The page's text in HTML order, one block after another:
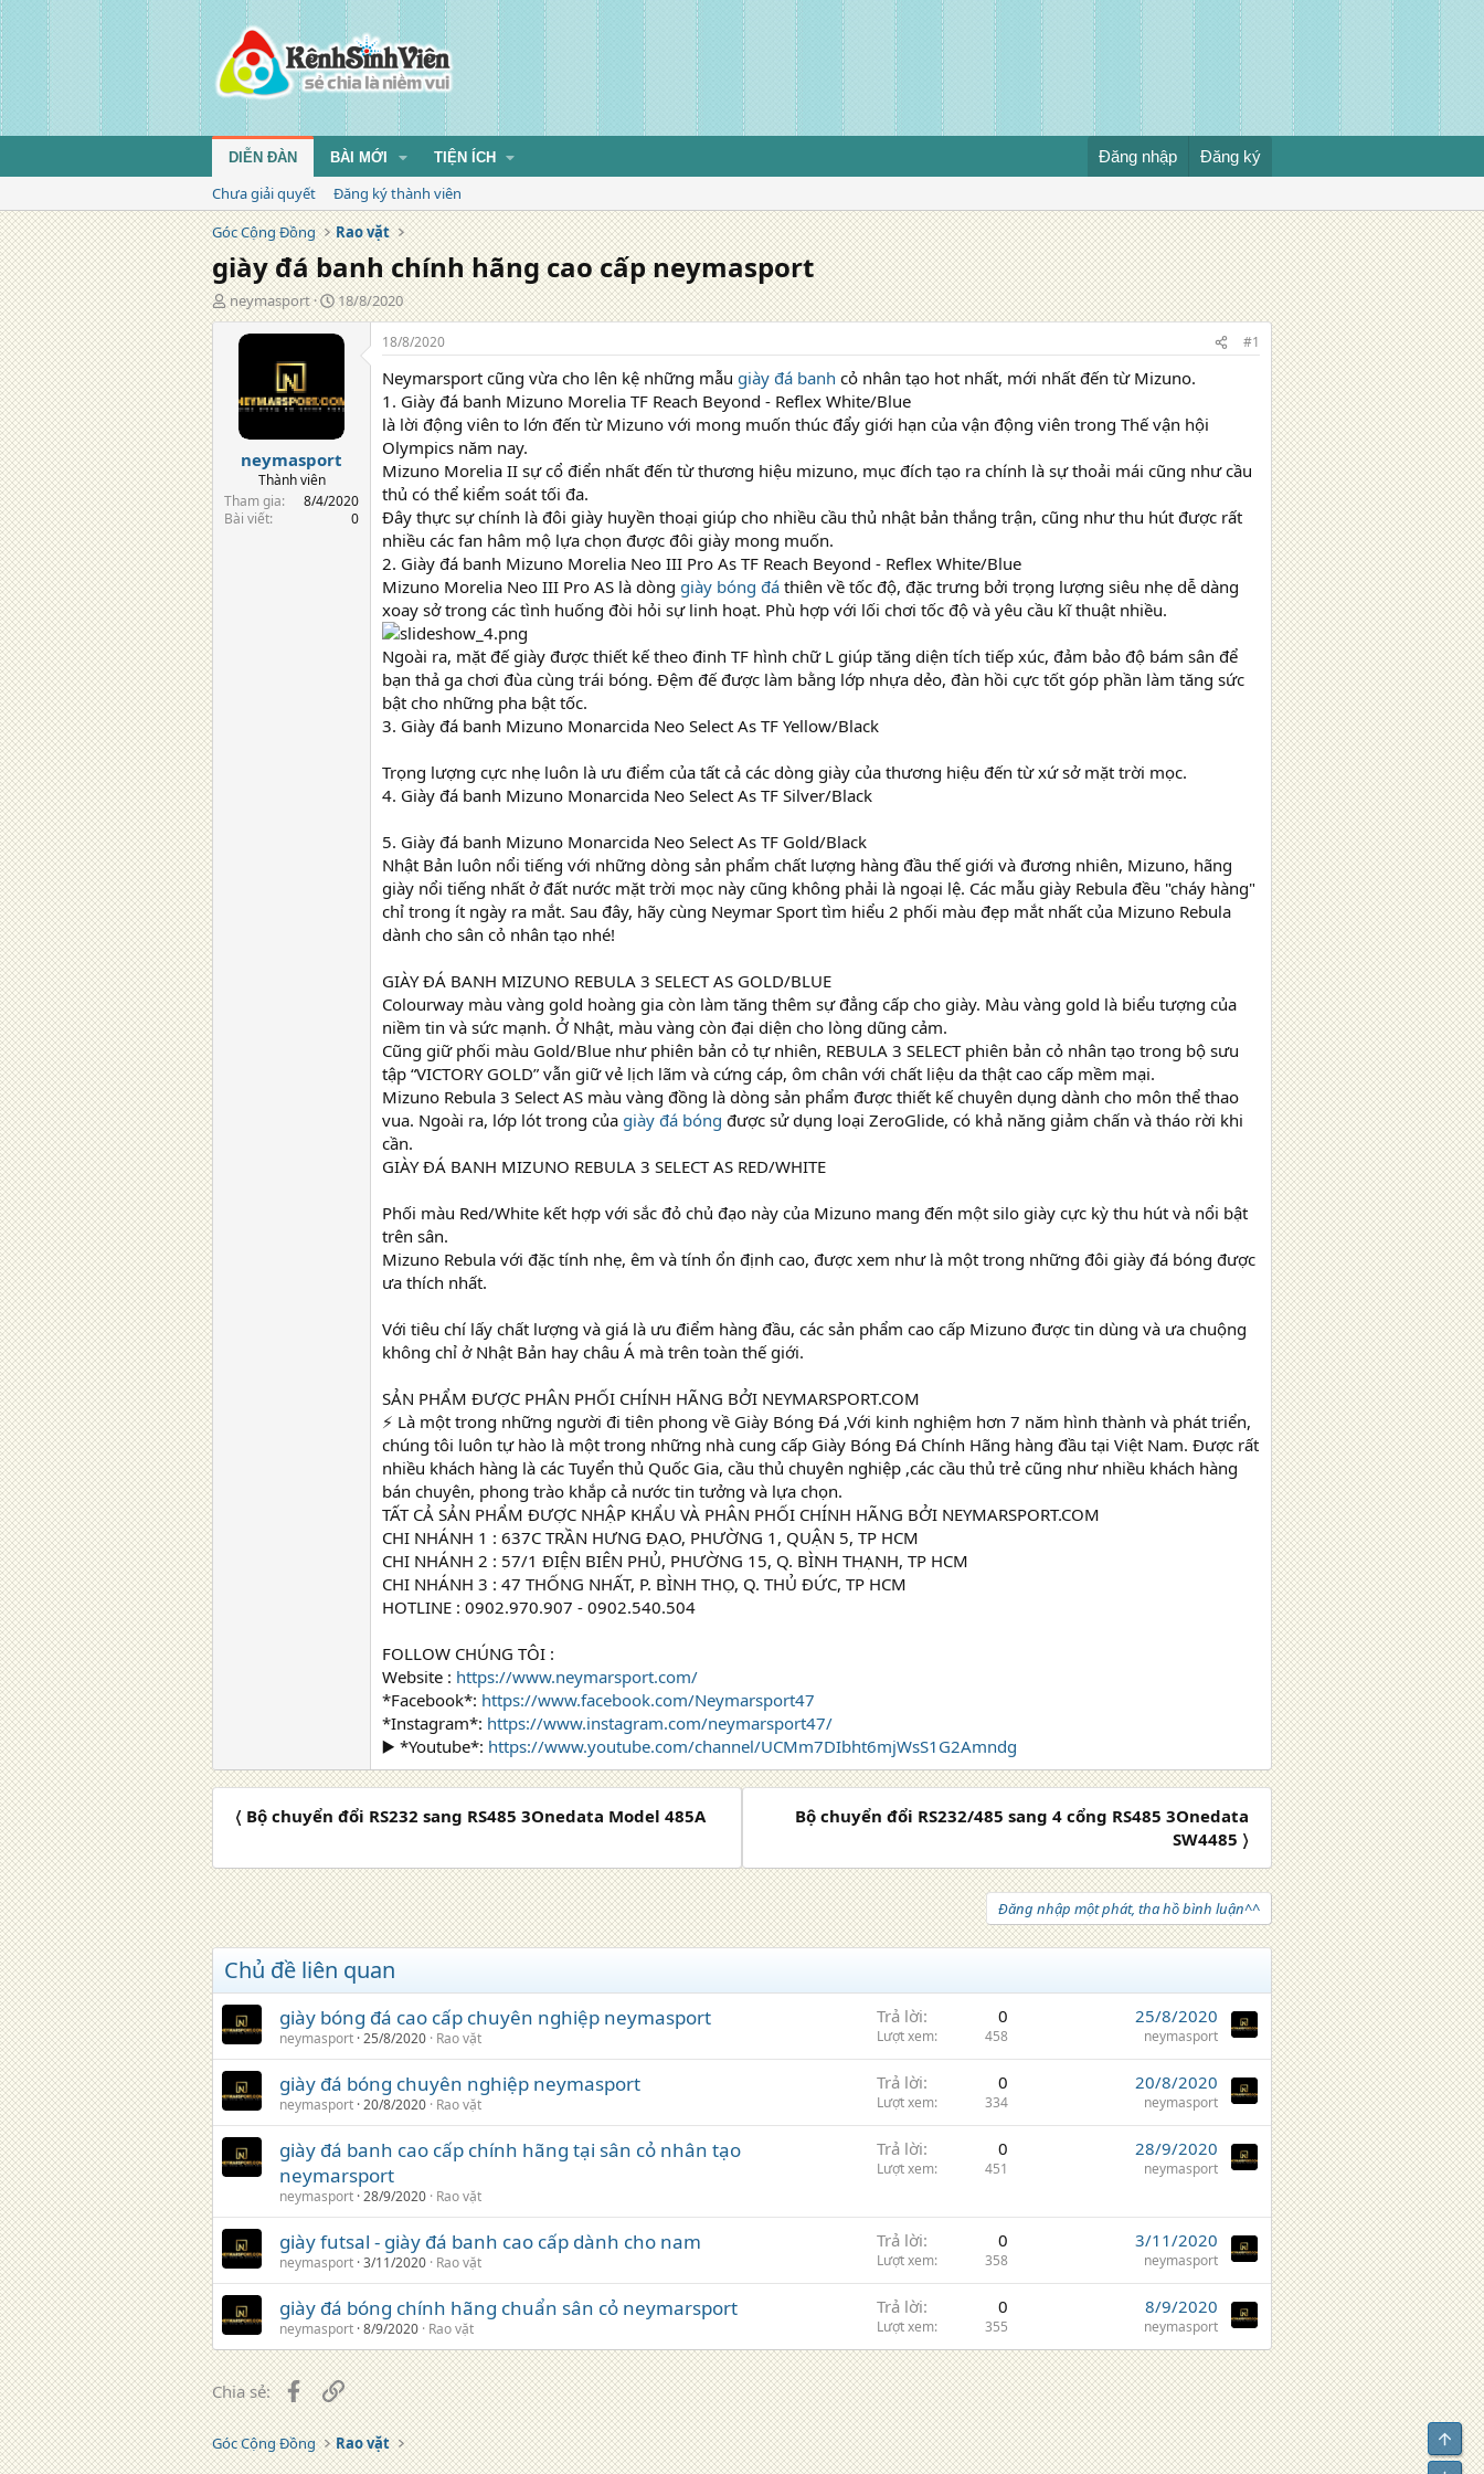
DIỄN ĐÀN BÀI MỚI TIỆN ÍCH Đăng nhập Đăng ký
Chưa giải quyết
Đăng ký thành viên
Góc Cộng Đồng
Rao vặt
giày đá banh chính hãng cao cấp neymasport
T
á
neymasport
N
g
à
ă
n
g
18/8/2020
neymasport
Thành viên
Tham gia
8/4/2020
Bài viết
0
18/8/2020 #1
Neymarsport cũng vừa cho lên kệ những mẫu giày đá banh cỏ nhân tạo hot nhất, mới nhất đến từ Mizuno.
1. Giày đá banh Mizuno Morelia TF Reach Beyond - Reflex White/Blue
là lời động viên to lớn đến từ Mizuno với mong muốn thúc đẩy giới hạn của vận động viên trong Thế vận hội
Olympics năm nay.
Mizuno Morelia II sự cổ điển nhất đến từ thương hiệu mizuno, mục đích tạo ra chính là sự thoải mái cũng như cầu
thủ có thể kiểm soát tối đa.
Đây thực sự chính là đôi giày huyền thoại giúp cho nhiều cầu thủ nhật bản thắng trận, cũng như thu hút được rất
nhiều các fan hâm mộ lựa chọn được đôi giày mong muốn.
2. Giày đá banh Mizuno Morelia Neo III Pro As TF Reach Beyond - Reflex White/Blue
Mizuno Morelia Neo III Pro AS là dòng giày bóng đá thiên về tốc độ, đặc trưng bởi trọng lượng siêu nhẹ dễ dàng
xoay sở trong các tình huống đòi hỏi sự linh hoạt. Phù hợp với lối chơi tốc độ và yêu cầu kĩ thuật nhiều.
Ngoài ra, mặt đế giày được thiết kế theo đinh TF hình chữ L giúp tăng diện tích tiếp xúc, đảm bảo độ bám sân để
bạn thả ga chơi đùa cùng trái bóng. Đệm đế được làm bằng lớp nhựa dẻo, đàn hồi cực tốt góp phần làm tăng sức
bật cho những pha bật tốc.
3. Giày đá banh Mizuno Monarcida Neo Select As TF Yellow/Black
Trọng lượng cực nhẹ luôn là ưu điểm của tất cả các dòng giày của thương hiệu đến từ xứ sở mặt trời mọc.
4. Giày đá banh Mizuno Monarcida Neo Select As TF Silver/Black
5. Giày đá banh Mizuno Monarcida Neo Select As TF Gold/Black
Nhật Bản luôn nổi tiếng với những dòng sản phẩm chất lượng hàng đầu thế giới và đương nhiên, Mizuno, hãng
giày nổi tiếng nhất ở đất nước mặt trời mọc này cũng không phải là ngoại lệ. Các mẫu giày Rebula đều "cháy hàng"
chỉ trong ít ngày ra mắt. Sau đây, hãy cùng Neymar Sport tìm hiểu 2 phối màu đẹp mắt nhất của Mizuno Rebula
dành cho sân cỏ nhân tạo nhé!
GIÀY ĐÁ BANH MIZUNO REBULA 3 SELECT AS GOLD/BLUE
Colourway màu vàng gold hoàng gia còn làm tăng thêm sự đẳng cấp cho giày. Màu vàng gold là biểu tượng của
niềm tin và sức mạnh. Ở Nhật, màu vàng còn đại diện cho lòng dũng cảm.
Cũng giữ phối màu Gold/Blue như phiên bản cỏ tự nhiên, REBULA 3 SELECT phiên bản cỏ nhân tạo trong bộ sưu
tập “VICTORY GOLD” vẫn giữ vẻ lịch lãm và cứng cáp, ôm chân với chất liệu da thật cao cấp mềm mại.
Mizuno Rebula 3 Select AS màu vàng đồng là dòng sản phẩm được thiết kế chuyên dụng dành cho môn thể thao
vua. Ngoài ra, lớp lót trong của giày đá bóng được sử dụng loại ZeroGlide, có khả năng giảm chấn và tháo rời khi
cần.
GIÀY ĐÁ BANH MIZUNO REBULA 3 SELECT AS RED/WHITE
Phối màu Red/White kết hợp với sắc đỏ chủ đạo này của Mizuno mang đến một silo giày cực kỳ thu hút và nổi bật
trên sân.
Mizuno Rebula với đặc tính nhẹ, êm và tính ổn định cao, được xem như là một trong những đôi giày đá bóng được
ưa thích nhất.
Với tiêu chí lấy chất lượng và giá là ưu điểm hàng đầu, các sản phẩm cao cấp Mizuno được tin dùng và ưa chuộng
không chỉ ở Nhật Bản hay châu Á mà trên toàn thế giới.
SẢN PHẨM ĐƯỢC PHÂN PHỐI CHÍNH HÃNG BỞI NEYMARSPORT.COM
⚡ Là một trong những người đi tiên phong về Giày Bóng Đá ,Với kinh nghiệm hơn 7 năm hình thành và phát triển,
chúng tôi luôn tự hào là một trong những nhà cung cấp Giày Bóng Đá Chính Hãng hàng đầu tại Việt Nam. Được rất
nhiều khách hàng là các Tuyển thủ Quốc Gia, cầu thủ chuyên nghiệp ,các cầu thủ trẻ cũng như nhiều khách hàng
bán chuyên, phong trào khắp cả nước tin tưởng và lựa chọn.
TẤT CẢ SẢN PHẨM ĐƯỢC NHẬP KHẨU VÀ PHÂN PHỐI CHÍNH HÃNG BỞI NEYMARSPORT.COM
CHI NHÁNH 1 : 637C TRẦN HƯNG ĐẠO, PHƯỜNG 1, QUẬN 5, TP HCM
CHI NHÁNH 2 : 57/1 ĐIỆN BIÊN PHỦ, PHƯỜNG 15, Q. BÌNH THẠNH, TP HCM
CHI NHÁNH 3 : 47 THỐNG NHẤT, P. BÌNH THỌ, Q. THỦ ĐỨC, TP HCM
HOTLINE : 0902.970.907 - 0902.540.504
FOLLOW CHÚNG TÔI :
Website : https://www.neymarsport.com/
*Facebook*: https://www.facebook.com/Neymarsport47
*Instagram*: https://www.instagram.com/neymarsport47/
▶️ *Youtube*: https://www.youtube.com/channel/UCMm7DIbht6mjWsS1G2Amndg
〈 Bộ chuyển đổi RS232 sang RS485 3Onedata Model 485A
Bộ chuyển đổi RS232/485 sang 4 cổng RS485 3Onedata
SW4485 〉
Đăng nhập một phát, tha hồ bình luận^^
Chủ đề liên quan
giày bóng đá cao cấp chuyên nghiệp neymasport
neymasport 25/8/2020 Rao vặt
Trả lời 0
Lượt xem 458
25/8/2020
neymasport
giày đá bóng chuyên nghiệp neymasport
neymasport 20/8/2020 Rao vặt
Trả lời 0
Lượt xem 334
20/8/2020
neymasport
giày đá banh cao cấp chính hãng tại sân cỏ nhân tạo
neymarsport
neymasport 28/9/2020 Rao vặt
Trả lời 0
Lượt xem 451
28/9/2020
neymasport
giày futsal - giày đá banh cao cấp dành cho nam
neymasport 3/11/2020 Rao vặt
Trả lời 0
Lượt xem 358
3/11/2020
neymasport
giày đá bóng chính hãng chuẩn sân cỏ neymarsport
neymasport 8/9/2020 Rao vặt
Trả lời 0
Lượt xem 355
8/9/2020
neymasport
Chia sẻ: Facebook
Liên kết
Góc Cộng Đồng Rao vặt
Top